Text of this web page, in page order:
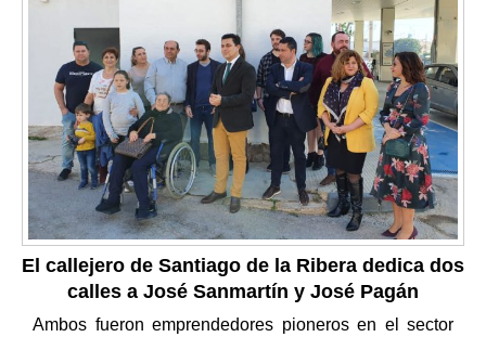
El callejero de Santiago de la Ribera dedica dos
calles a José Sanmartín y José Pagán
Ambos fueron emprendedores pioneros en el sector